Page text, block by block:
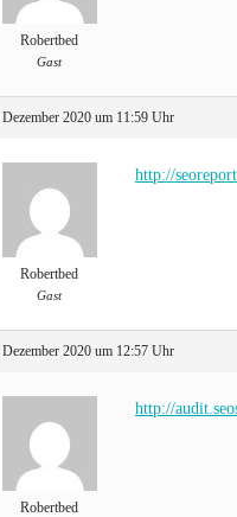
Robertbed
Gast
Dezember 2020 um 11:59 Uhr
Robertbed
Gast
http://
Dezember 2020 um 12:57 Uhr
Robertbed
http://